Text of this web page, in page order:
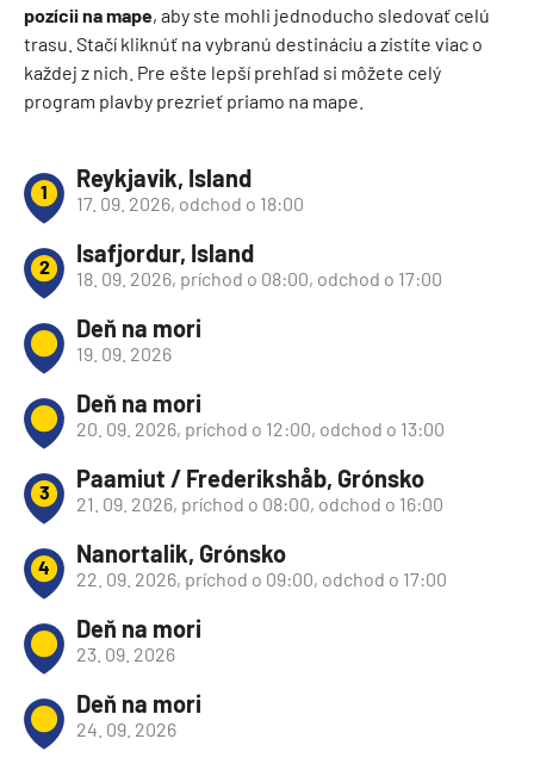
pozícii na mape, aby ste mohli jednoducho sledovať celú
trasu. Stačí kliknúť na vybranú destináciu a zistíte viac o
každej z nich. Pre ešte lepší prehľad si môžete celý
program plavby prezrieť priamo na mape.
1 Reykjavik, Island
17. 09. 2026, odchod o 18:00
2 Isafjordur, Island
18. 09. 2026, príchod o 08:00, odchod o 17:00
Deň na mori
19. 09. 2026
Deň na mori
20. 09. 2026, príchod o 12:00, odchod o 13:00
3 Paamiut / Frederikshåb, Grónsko
21. 09. 2026, príchod o 08:00, odchod o 16:00
4 Nanortalik, Grónsko
22. 09. 2026, príchod o 09:00, odchod o 17:00
Deň na mori
23. 09. 2026
Deň na mori
24. 09. 2026